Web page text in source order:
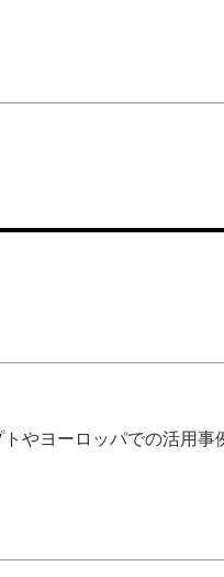
やヨーロッパでの活用事